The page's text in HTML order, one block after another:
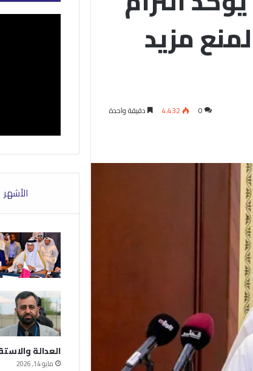
مزيد
0 4٬432 دقيقة واحدة
الأشهر
العدالة
مايو 14, 2026